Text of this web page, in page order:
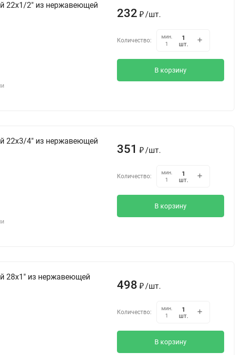
22х1/2" из нержавеющей
232 ₽/шт.
Количество:
мин.
1
шт.
В корзину
22х3/4" из нержавеющей
351 ₽/шт.
Количество:
мин.
1
шт.
В корзину
28х1" из нержавеющей
498 ₽/шт.
Количество:
мин.
1
шт.
В корзину